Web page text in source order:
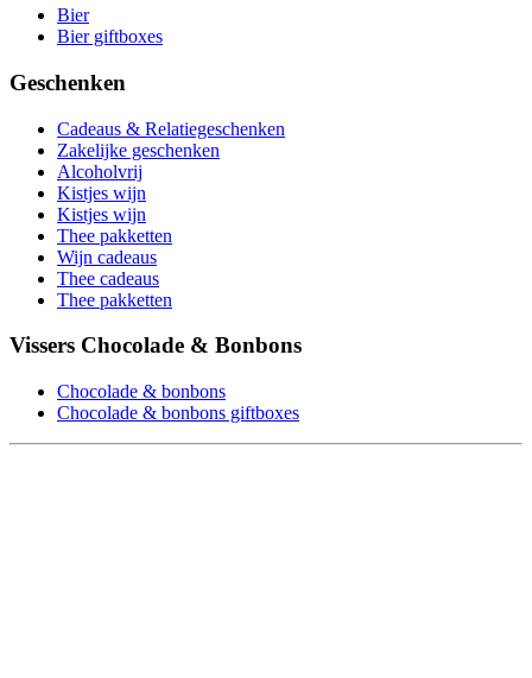
Bier
Bier giftboxes
Geschenken
Cadeaus & Relatiegeschenken
Zakelijke geschenken
Alcoholvrij
Kistjes wijn
Kistjes wijn
Thee pakketten
Wijn cadeaus
Thee cadeaus
Thee pakketten
Vissers Chocolade & Bonbons
Chocolade & bonbons
Chocolade & bonbons giftboxes